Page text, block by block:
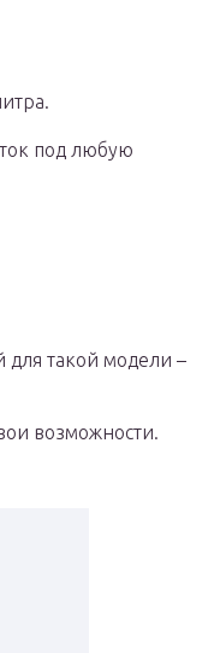
под любую
для такой модели –
возможности.